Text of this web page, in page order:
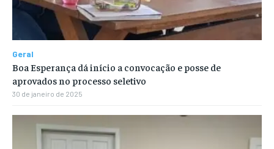
Geral
Boa Esperança dá início a convocação e posse de
aprovados no processo seletivo
30 de janeiro de 2025